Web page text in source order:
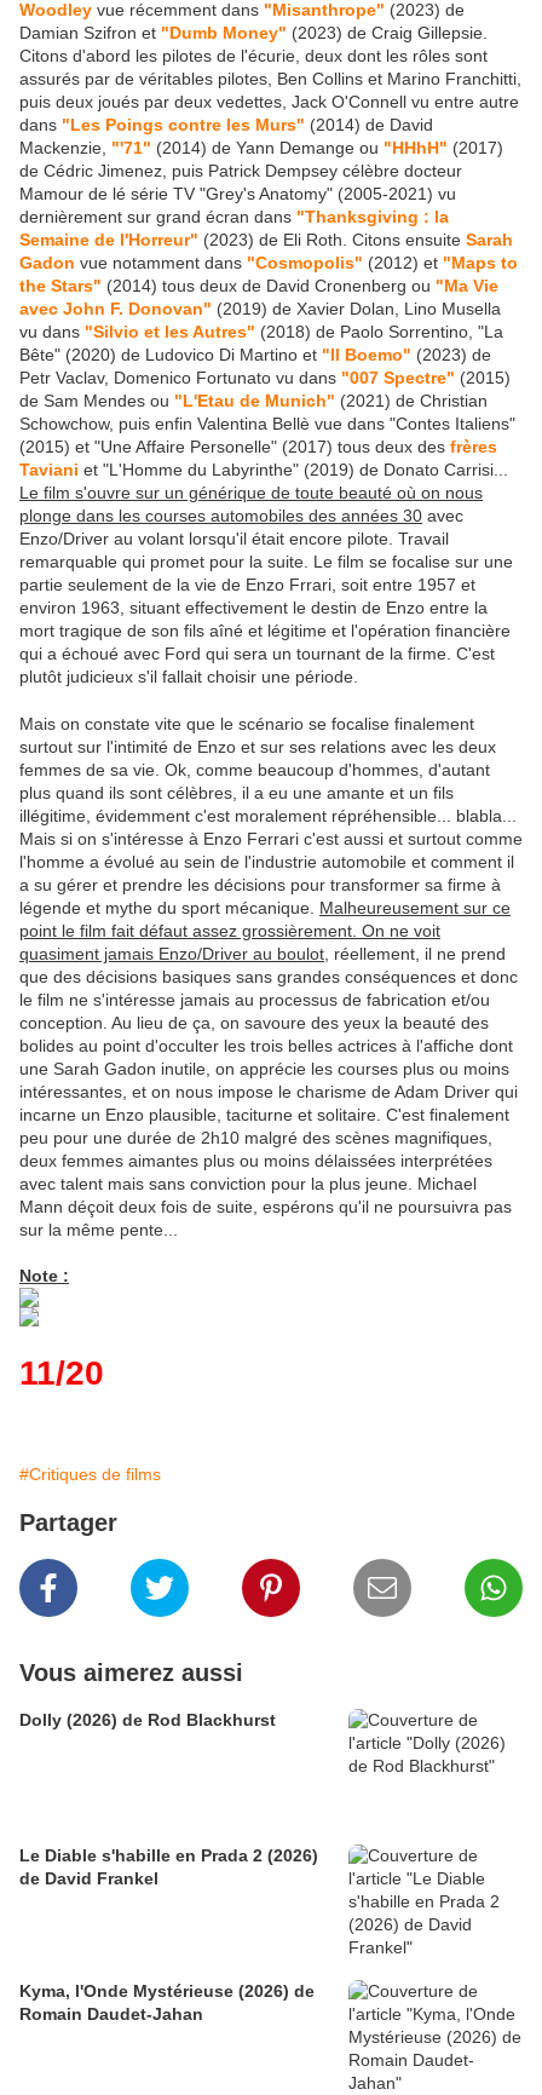
Woodley vue récemment dans "Misanthrope" (2023) de
Damian Szifron et "Dumb Money" (2023) de Craig Gillepsie.
Citons d'abord les pilotes de l'écurie, deux dont les rôles sont
assurés par de véritables pilotes, Ben Collins et Marino Franchitti,
puis deux joués par deux vedettes, Jack O'Connell vu entre autre
dans "Les Poings contre les Murs" (2014) de David
Mackenzie, "'71" (2014) de Yann Demange ou "HHhH" (2017)
de Cédric Jimenez, puis Patrick Dempsey célèbre docteur
Mamour de lé série TV "Grey's Anatomy" (2005-2021) vu
dernièrement sur grand écran dans "Thanksgiving : la
Semaine de l'Horreur" (2023) de Eli Roth. Citons ensuite Sarah
Gadon vue notamment dans "Cosmopolis" (2012) et "Maps to
the Stars" (2014) tous deux de David Cronenberg ou "Ma Vie
avec John F. Donovan" (2019) de Xavier Dolan, Lino Musella
vu dans "Silvio et les Autres" (2018) de Paolo Sorrentino, "La
Bête" (2020) de Ludovico Di Martino et "Il Boemo" (2023) de
Petr Vaclav, Domenico Fortunato vu dans "007 Spectre" (2015)
de Sam Mendes ou "L'Etau de Munich" (2021) de Christian
Schowchow, puis enfin Valentina Bellè vue dans "Contes Italiens"
(2015) et "Une Affaire Personelle" (2017) tous deux des frères
Taviani et "L'Homme du Labyrinthe" (2019) de Donato Carrisi...
Le film s'ouvre sur un générique de toute beauté où on nous
plonge dans les courses automobiles des années 30 avec
Enzo/Driver au volant lorsqu'il était encore pilote. Travail
remarquable qui promet pour la suite. Le film se focalise sur une
partie seulement de la vie de Enzo Frrari, soit entre 1957 et
environ 1963, situant effectivement le destin de Enzo entre la
mort tragique de son fils aîné et légitime et l'opération financière
qui a échoué avec Ford qui sera un tournant de la firme. C'est
plutôt judicieux s'il fallait choisir une période.
Mais on constate vite que le scénario se focalise finalement
surtout sur l'intimité de Enzo et sur ses relations avec les deux
femmes de sa vie. Ok, comme beaucoup d'hommes, d'autant
plus quand ils sont célèbres, il a eu une amante et un fils
illégitime, évidemment c'est moralement répréhensible... blabla...
Mais si on s'intéresse à Enzo Ferrari c'est aussi et surtout comme
l'homme a évolué au sein de l'industrie automobile et comment il
a su gérer et prendre les décisions pour transformer sa firme à
légende et mythe du sport mécanique. Malheureusement sur ce
point le film fait défaut assez grossièrement. On ne voit
quasiment jamais Enzo/Driver au boulot , réellement, il ne prend
que des décisions basiques sans grandes conséquences et donc
le film ne s'intéresse jamais au processus de fabrication et/ou
conception. Au lieu de ça, on savoure des yeux la beauté des
bolides au point d'occulter les trois belles actrices à l'affiche dont
une Sarah Gadon inutile, on apprécie les courses plus ou moins
intéressantes, et on nous impose le charisme de Adam Driver qui
incarne un Enzo plausible, taciturne et solitaire. C'est finalement
peu pour une durée de 2h10 malgré des scènes magnifiques,
deux femmes aimantes plus ou moins délaissées interprétées
avec talent mais sans conviction pour la plus jeune. Michael
Mann déçoit deux fois de suite, espérons qu'il ne poursuivra pas
sur la même pente...
Note :
11/20
#Critiques de films
Partager
Vous aimerez aussi
Dolly (2026) de Rod Blackhurst
Le Diable s'habille en Prada 2 (2026)
de David Frankel
Kyma, l'Onde Mystérieuse (2026) de
Romain Daudet-Jahan